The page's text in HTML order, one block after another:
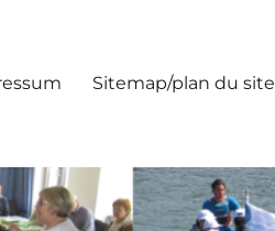
Sitemap/plan du site